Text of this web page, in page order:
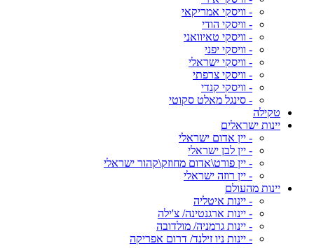
- וויסקי אמריקאי
- וויסקי הודי
- וויסקי טאיוואני
- וויסקי יפני
- וויסקי ישראלי
- וויסקי צרפתי
- וויסקי קנדי
- סינגל מאלט סקוטי
טקילה
יינות ישראלים
- יין אדום ישראלי
- יין לבן ישראלי
- יין פורט\אדום מחוזק\קהור ישראלי
- יין רוזה ישראלי
יינות מהעולם
- יינות איטליה
- יינות ארגנטינה/ צ'ילה
- יינות גרמניה/ מולדובה
- יינות ניו זילנד/ דרום אפריקה